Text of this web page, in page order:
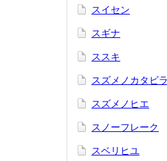
スイセン
スギナ
ススキ
スズメノカタビラ
スズメノヒエ
スノーフレーク
スベリヒユ